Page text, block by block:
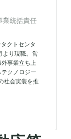
業統括責任
クトセンタ
より現職。営
事業立ち上
クノロジー
社会実装を推